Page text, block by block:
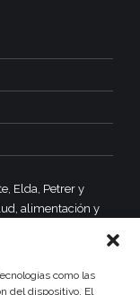
como las
del dispositivo. El
Elda, Petrer y
alimentación y